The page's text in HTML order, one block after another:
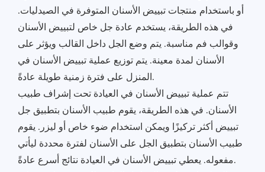
أو باستخدام منتجات تبييض الأسنان المتوفرة في الصيدليات.
في هذه الطريقة، يستخدم عادة جل خاص لتبييض الأسنان
وقوالب فم مناسبة. يتم وضع الجل داخل القالب ويؤثر على
الأسنان لمدة معينة. يتم توزيع عملية تبييض الأسنان في
المنزل على فترة زمنية طويلة عادةً.
تتم عملية تبييض الأسنان في العيادة تحت إشراف طبيب
الأسنان. في هذه الطريقة، يقوم طبيب الأسنان بتطبيق جل
تبييض أكثر تركيزًا ويمكن استخدام ضوء خاص أو ليزر. يقوم
طبيب الأسنان بتطبيق الجل على الأسنان لفترة محددة ليأتي
مفعوله. يعطي تبييض الأسنان في العيادة نتائج أسرع عادةً.